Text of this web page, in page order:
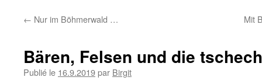
← Nur im Böhmerwald … Mit
Bären, Felsen und die
Publié le 16.9.2019par Birgit